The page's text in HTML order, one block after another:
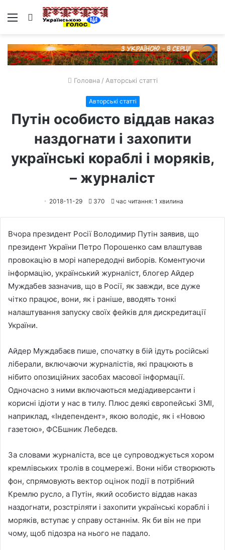
Меню Пошук
Головна / Авторські статті
Авторські статті
Путін особисто віддав наказ
наздогнати і захопити
українські кораблі і моряків,
– журналіст
2018-11-29 370 час читання: 1 хвилина
Вчора президент Росії Володимир Путін заявив, що
президент України Петро Порошенко сам влаштував
провокацію в морі напередодні виборів. Коментуючи
інформацію, український журналіст, блогер Айдер
Муждабев зазначив, що в Росії, як завжди, все дуже
чітко працює, вони, як і раніше, вводять тонкі
налаштування запуску своїх фейків для дискредитації
України.
Айдер Муждабаєв пише, спочатку в бій ідуть російські
ліберали, включаючи журналістів, які працюють в
нібито опозиційних засобах масової інформації.
Одночасно з ними включаються медіадиверсанти і
корисні ідіоти у нас в тилу. Плюс деякі європейські ЗМІ,
наприклад, «Індепендент», якою володіє, як і «Новою
газетою», ФСБшник Лебедєв.
За словами журналіста, все це супроводжується хором
кремлівських тролів в соцмережі. Вони ніби створюють
фон, спрямовують вектор оцінок події в потрібний
Кремлю русло, а Путін, який особисто віддав наказ
наздогнати, розстріляти і захопити українські кораблі і
моряків, вступає у справу останнім. Як би він не при
чому, щоб підозра на нього не падало.